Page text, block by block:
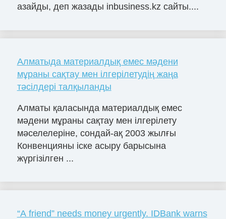
азайды, деп жазады inbusiness.kz сайты....
Алматыда материалдық емес мәдени
мұраны сақтау мен ілгерілетудің жаңа
тәсілдері талқыланды
Алматы қаласында материалдық емес
мәдени мұраны сақтау мен ілгерілету
мәселелеріне, сондай-ақ 2003 жылғы
Конвенцияны іске асыру барысына
жүргізілген ...
“A friend” needs money urgently. IDBank warns